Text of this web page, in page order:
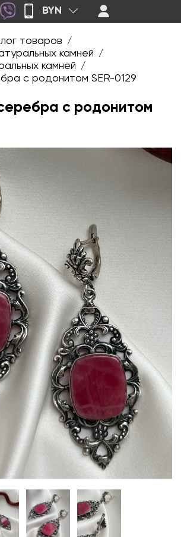
BYN
товаров /
камней /
камней /
с родонитом SER-0129
с родонитом